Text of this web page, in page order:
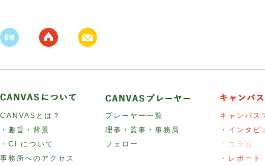
CANVASとは？
・趣旨・背景
・CI について
事務所へのアクセス
プレーヤー一覧
理事・監事・事務局
フェロー
キャンバス
・インタビ
・コラム
・レポート